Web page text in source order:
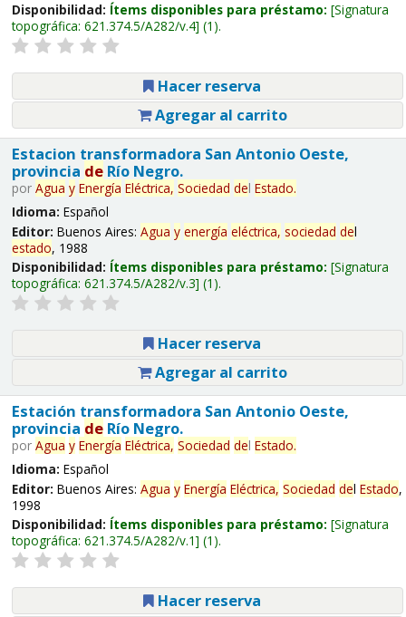
Disponibilidad: Ítems disponibles para préstamo: Signatura
topográfica: 621.374.5/A282/v.4 (1).
Hacer reserva
Agregar al carrito
Estacion transformadora San Antonio Oeste,
provincia deRío Negro.
por Agua y Energía Eléctrica, Sociedad del Estado.
Idioma: Español
Editor: Buenos Aires: Agua y energía eléctrica, sociedad del
estado, 1988
Disponibilidad: Ítems disponibles para préstamo: Signatura
topográfica: 621.374.5/A282/v.3 (1).
Hacer reserva
Agregar al carrito
Estación transformadora San Antonio Oeste,
provincia deRío Negro.
por Agua y Energía Eléctrica, Sociedad del Estado.
Idioma: Español
Editor: Buenos Aires: Agua y Energía Eléctrica, Sociedad del Estado,
1998
Disponibilidad: Ítems disponibles para préstamo: Signatura
topográfica: 621.374.5/A282/v.1 (1).
Hacer reserva